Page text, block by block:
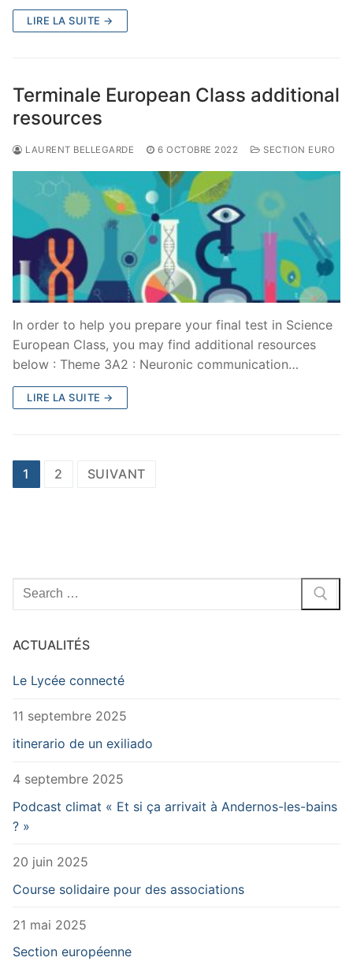
LIRE LA SUITE →
Terminale European Class additional
resources
LAURENT BELLEGARDE 6 OCTOBRE 2022 SECTION EURO
In order to help you prepare your final test in Science
European Class, you may find additional resources
below : Theme 3A2 : Neuronic communication…
LIRE LA SUITE →
Navigation
1 2 SUIVANT
Rechercher
:
ACTUALITÉS
Le Lycée connecté
11 septembre 2025
itinerario de un exiliado
4 septembre 2025
Podcast climat « Et si ça arrivait à Andernos-les-bains
? »
20 juin 2025
Course solidaire pour des associations
21 mai 2025
Section européenne